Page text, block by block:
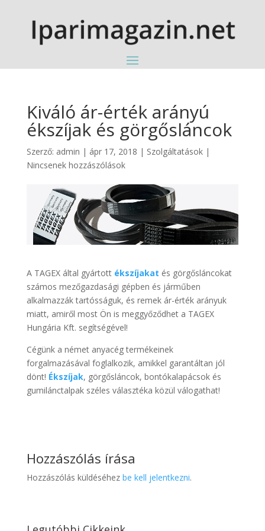
Kiváló ár-érték arányú
ékszíjak és görgősláncok
Szerző: admin | ápr 17, 2018 | Szolgáltatások|
Nincsenek hozzászólások
A TAGEX által gyártott ékszíjakat és görgősláncokat
számos mezőgazdasági gépben és járműben
alkalmazzák tartósságuk, és remek ár-érték arányuk
miatt, amiről most Ön is meggyőződhet a TAGEX
Hungária Kft. segítségével!
Cégünk a német anyacég termékeinek
forgalmazásával foglalkozik, amikkel garantáltan jól
dönt! Ékszíjak, görgősláncok, bontókalapácsok és
gumilánctalpak széles választéka közül válogathat!
Hozzászólás írása
Hozzászólás küldéséhez be kell jelentkezni.